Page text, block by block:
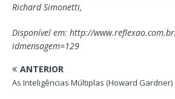
Richard Simonetti,
Disponível em: http://
idmensagem=129
ANTERIOR
As Inteligências Múltiplas (Howard Gardner)